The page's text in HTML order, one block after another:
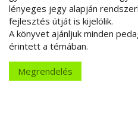
lényeges jegy alapján
fejlesztés útját is kijelölik.
A könyvet ajánljuk minden
érintett a témában.
Megrendelés